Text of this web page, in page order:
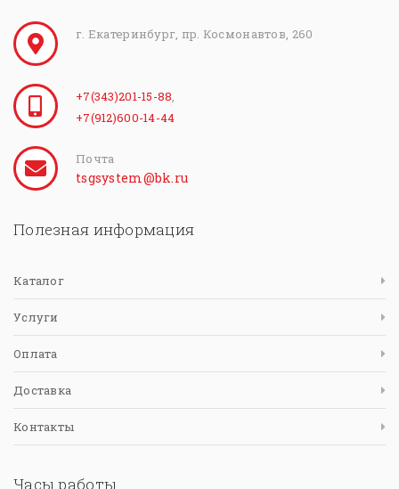
г. Екатеринбург, пр. Космонавтов, 260
+7(343)201-15-88
+7(912)600-14-44
Почта
tsgsystem@bk.ru
Полезная информация
Каталог
Услуги
Оплата
Доставка
Контакты
Часы работы